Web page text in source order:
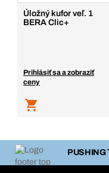
Úložný kufor veľ. 1
BERA Clic+
Prihlásiť sa a zobraziť
ceny
PUSHING